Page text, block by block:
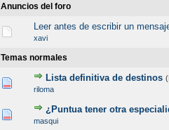
Anuncios del foro
Leer antes de escribir un
xavi
Temas normales
Lista definitiva de destinos
riloma
0 voto(s) - Media 0 de 5
1 2345
¿Puntua tener otra
masqui
0 voto(s) - Media 0 de 5
12 345